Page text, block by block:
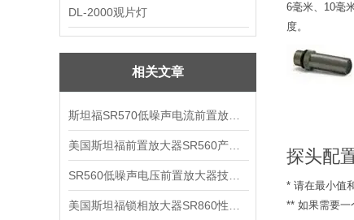
DL-2000观片灯
相关文章
6毫米、10毫
度。
探头配
* 请在最小值
** 如果需要一